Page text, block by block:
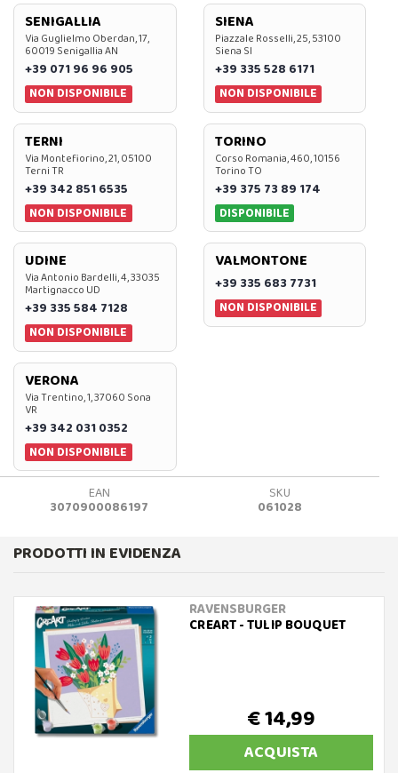
SENIGALLIA
Via Guglielmo Oberdan, 17,
60019 Senigallia AN
+39 071 96 96 905
NON DISPONIBILE
SIENA
Piazzale Rosselli, 25, 53100
Siena SI
+39 335 528 6171
NON DISPONIBILE
TERNI
Via Montefiorino, 21, 05100
Terni TR
+39 342 851 6535
NON DISPONIBILE
TORINO
Corso Romania, 460, 10156
Torino TO
+39 375 73 89 174
DISPONIBILE
UDINE
Via Antonio Bardelli, 4, 33035
Martignacco UD
+39 335 584 7128
NON DISPONIBILE
VALMONTONE
+39 335 683 7731
NON DISPONIBILE
VERONA
Via Trentino, 1, 37060 Sona
VR
+39 342 031 0352
NON DISPONIBILE
EAN
3070900086197
SKU
061028
PRODOTTI IN EVIDENZA
RAVENSBURGER
CREART - TULIP BOUQUET
€ 14,99
ACQUISTA